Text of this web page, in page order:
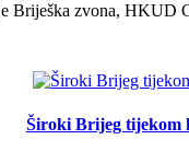
Briješka zvona, HKUD
Široki Brijeg tijekom